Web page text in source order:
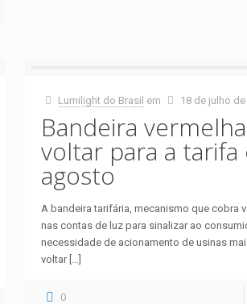
Lumilight do Brasil em 18 de julho
Bandeira
voltar para a tarifa
agosto
A bandeira tarifária, mecanismo que cobra
nas contas de luz para sinalizar ao
necessidade de acionamento de usinas
voltar[…]
0